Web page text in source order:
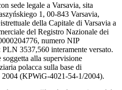
sede legale a Varsavia, sita
1, 00-843 Varsavia,
della Capitale di Varsavia a
del Registro Nazionale dei
numero NIP
3537,560 interamente versato.
alla supervisione
polacca sulla base di
(KPWiG-4021-54-1/2004).